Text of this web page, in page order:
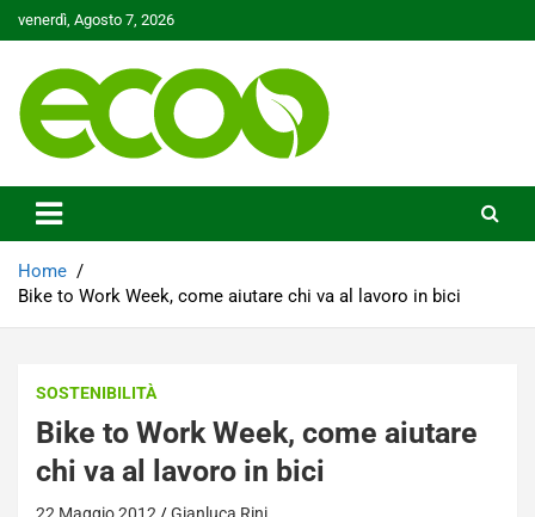
to
venerdì, Agosto 7, 2026
Ecoo.it
Home
Bike to Work Week, come aiutare chi va al lavoro in bici
SOSTENIBILITÀ
Bike to Work Week, come aiutare
chi va al lavoro in bici